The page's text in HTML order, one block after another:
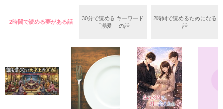
＊以前、公開していた話の改稿版です＊
守と由羅から『便利屋雛子』と馬鹿にされ、一人こっそり泣い
た上、同居まで提案してきて──？
鷹哉『宜しくな、俺の雛子』🦅
雛子『俺の……ひぃ、雛子？！！！』🐥
シゴデキで冷徹な上司が見せる素顔は、なぜか想像以上に甘く
2時間で読める夢がある話
30分で読める キーワード
「溺愛」 の話
2時間で読めるためになる
話